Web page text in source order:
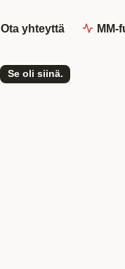
Ota yhteyttä MM-
Se oli siinä.